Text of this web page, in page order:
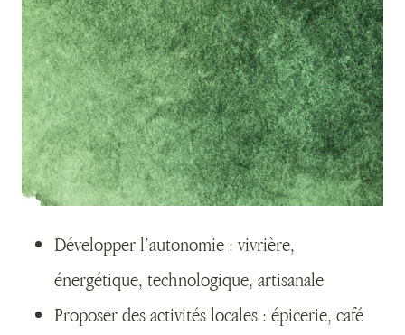
Développer l’autonomie : vivrière,
énergétique, technologique, artisanale
Proposer des activités locales : épicerie, café